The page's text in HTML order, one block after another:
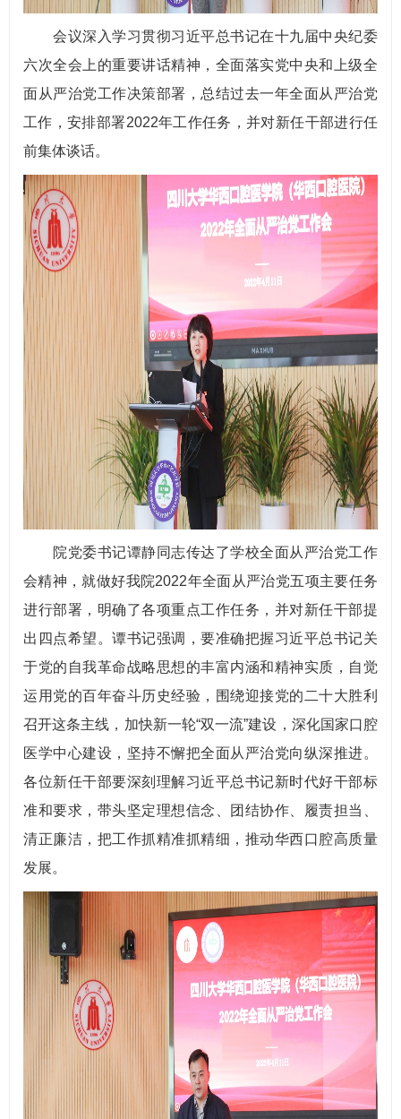
会议深入学习贯彻习近平总书记在十九届中央纪委
六次全会上的重要讲话精神，全面落实党中央和上级全
面从严治党工作决策部署，总结过去一年全面从严治党
工作，安排部署2022年工作任务，并对新任干部进行任
前集体谈话。
院党委书记谭静同志传达了学校全面从严治党工作
会精神，就做好我院2022年全面从严治党五项主要任务
进行部署，明确了各项重点工作任务，并对新任干部提
出四点希望。谭书记强调，要准确把握习近平总书记关
于党的自我革命战略思想的丰富内涵和精神实质，自觉
运用党的百年奋斗历史经验，围绕迎接党的二十大胜利
召开这条主线，加快新一轮“双一流”建设，深化国家口腔
医学中心建设，坚持不懈把全面从严治党向纵深推进。
各位新任干部要深刻理解习近平总书记新时代好干部标
准和要求，带头坚定理想信念、团结协作、履责担当、
清正廉洁，把工作抓精准抓精细，推动华西口腔高质量
发展。